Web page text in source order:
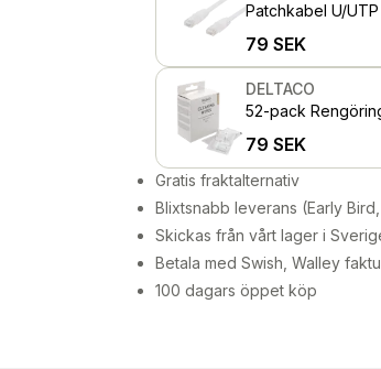
Patchkabel U/
79 SEK
DELTACO
52-pack
79 SEK
Gratis fraktalternativ
Blixtsnabb leverans (Early
Skickas från vårt lager i
Betala med Swish, Walley
100 dagars öppet köp